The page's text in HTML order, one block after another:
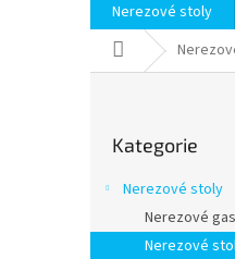
Nerezové stoly
Domů
n
kategorie
Kategorie
Nerezové stoly
Nerezové
Nerezové